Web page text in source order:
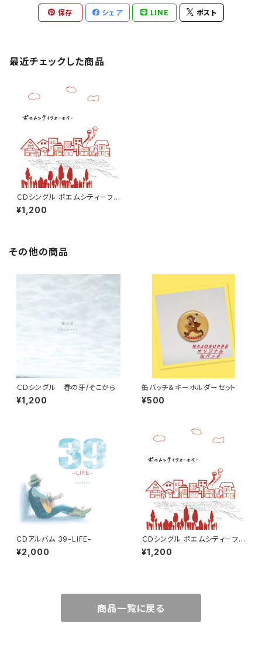
保存 シェア LINE ポスト
最近チェックした商品
ＣＤシングル ポエムシティーフォ
ーエバー
¥1,200
その他の商品
ＣＤシングル 春の牙/そこから
¥1,200
缶バッチ＆キーホルダーセット
¥500
CDアルバム 39-LIFE-
¥2,000
ＣＤシングル ポエムシティーフォ
ーエバー
¥1,200
商品一覧に戻る